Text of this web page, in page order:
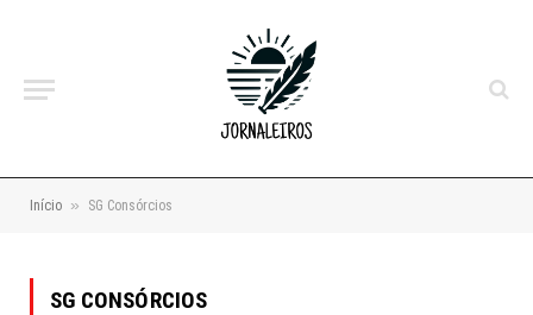
Início » SG Consórcios
SG CONSÓRCIOS